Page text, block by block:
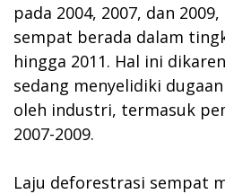
pada 2004, 2007, dan
sempat berada dalam
hingga 2011. Hal ini
sedang menyelidiki
oleh industri, termasuk
2007-2009.
Laju deforestrasi sempat